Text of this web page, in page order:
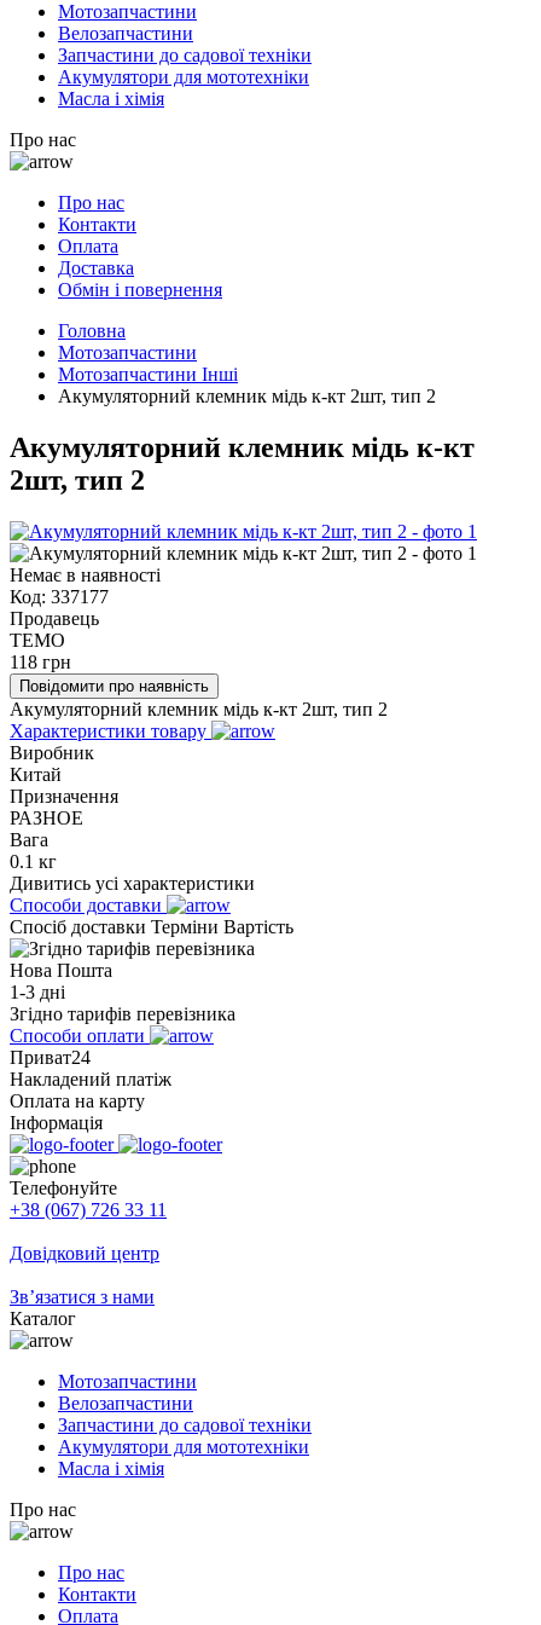
Мотозапчастини
Велозапчастини
Запчастини до садової техніки
Акумулятори для мототехніки
Масла і хімія
Про нас
Про нас
Контакти
Оплата
Доставка
Обмін і повернення
Головна
Мотозапчастини
Мотозапчастини Інші
Акумуляторний клемник мідь к-кт 2шт, тип 2
Акумуляторний клемник мідь к-кт
2шт, тип 2
Немає в наявності
Код: 337177
Продавець
TEMO
118 грн
Повідомити про наявність
Акумуляторний клемник мідь к-кт 2шт, тип 2
Характеристики товару
Виробник
Китай
Призначення
РАЗНОЕ
Вага
0.1 кг
Дивитись усі характеристики
Способи доставки
Спосіб доставки Терміни Вартість
Нова Пошта
1-3 дні
Згідно тарифів перевізника
Способи оплати
Приват24
Накладений платіж
Оплата на карту
Інформація
Телефонуйте
+38 (067) 726 33 11
Довідковий центр
Зв’язатися з нами
Каталог
Мотозапчастини
Велозапчастини
Запчастини до садової техніки
Акумулятори для мототехніки
Масла і хімія
Про нас
Про нас
Контакти
Оплата